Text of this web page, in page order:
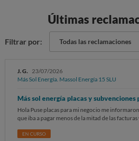
Últimas
Filtrar por: Todas las reclamaciones
J. G. 23/07/2026
Más Sol Energía. Massol Energía 15 SLU
Más sol energía placas y subvenciones
Hola Puse placas para mi negocio me informaron muy mal me dijeron
que iba a pagar menos de la mitad de las
placas con 10.000€ son 20 placas y el transformador de 8 y me lo
EN CURSO